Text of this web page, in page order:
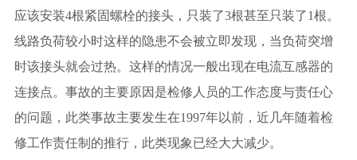
应该安装4根紧固螺栓的接头，只装了3根甚至只装了1根。
线路负荷较小时这样的隐患不会被立即发现，当负荷突增
时该接头就会过热。这样的情况一般出现在电流互感器的
连接点。事故的主要原因是检修人员的工作态度与责任心
的问题，此类事故主要发生在1997年以前，近几年随着检
修工作责任制的推行，此类现象已经大大减少。